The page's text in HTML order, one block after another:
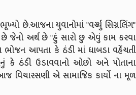
છે.આજના યુવાનોમાં "વર્ચ્યુ સિગ્નલિંગ"
છે જેનો અર્થ છે "હું સારો છુ એવું કામ કરવા
ભોજન આપતા કે ઠંડી માં ધાબડા વહેંચતી
કે ઠંડી ઉડાવવાનો ઓછો અને પોતાના
વિચારસણી એ સામાજિક કાર્યો ના મૂળ